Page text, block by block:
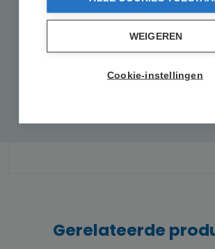
Goede vezel
Fijn om mee te werken
Gerelateerde
WEIGEREN
Cookie-instellingen